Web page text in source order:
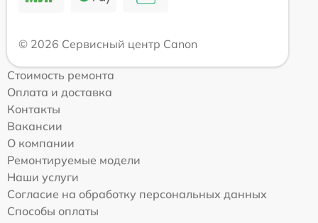
© 2026 Сервисный центр Canon
Стоимость ремонта
Оплата и доставка
Контакты
Вакансии
О компании
Ремонтируемые модели
Наши услуги
Согласие на обработку персональных данных
Способы оплаты